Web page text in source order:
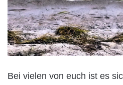
Bei vielen von euch ist es